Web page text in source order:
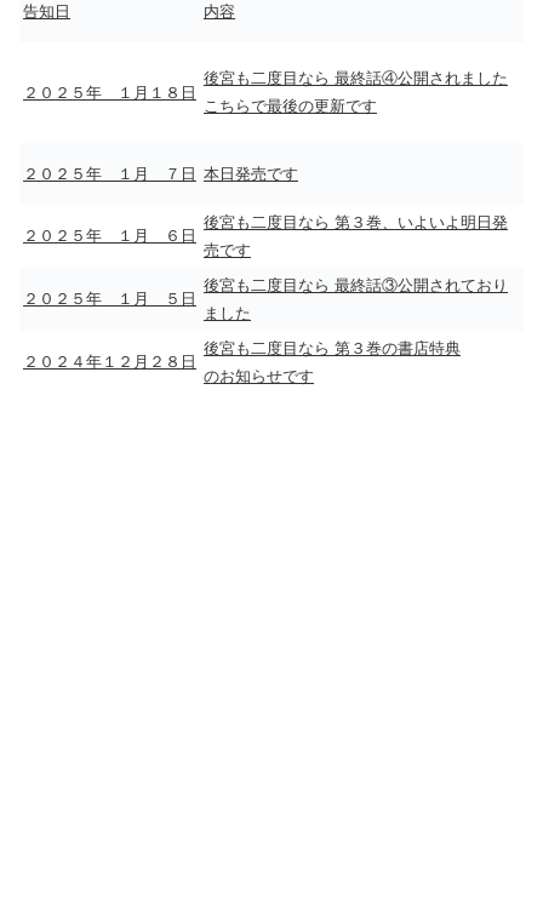
告知日 内容
２０２５年 １月１８日
後宮も二度目なら 最終話④公開されました
こちらで最後の更新です
２０２５年 １月 ７日 本日発売です
２０２５年 １月 ６日
後宮も二度目なら 第３巻、いよいよ明日発
売です
２０２５年 １月 ５日
後宮も二度目なら 最終話③公開されており
ました
２０２４年１２月２８日
後宮も二度目なら 第３巻の書店特典
のお知らせです